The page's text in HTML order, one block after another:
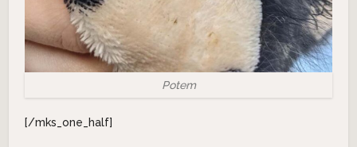
Potem
[/mks_one_half]